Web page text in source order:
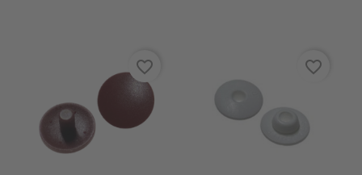
favorite_border favorite_border